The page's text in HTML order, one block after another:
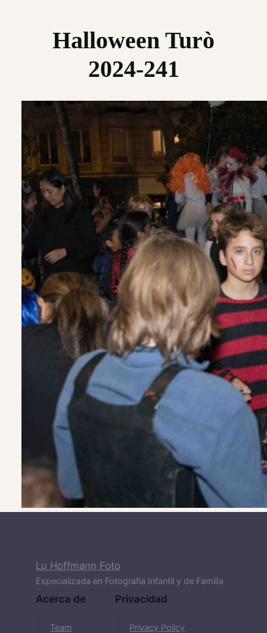
Halloween Turò
2024-241
Lu Hoffmann Foto
Especializada en Fotografía Infantil y de Familia
Acerca de
Team
Privacidad
Privacy Policy